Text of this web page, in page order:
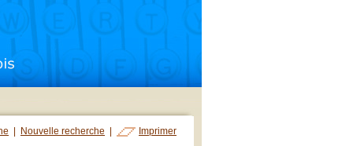
Nouvelle recherche Imprimer